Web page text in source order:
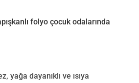
folyo çocuk odalarında
yağa dayanıklı ve ısıya